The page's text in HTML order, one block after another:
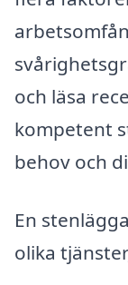
och läsa
kompetent
behov och
En
olika